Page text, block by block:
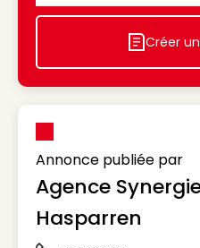
Créer
Annonce publiée par
Agence
Hasparren